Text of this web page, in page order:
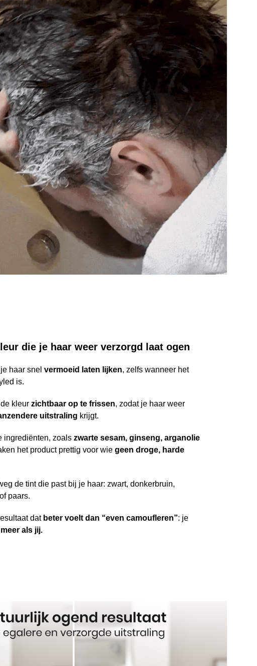
die je haar weer verzorgd laat ogen
haar snel vermoeid laten lijken, zelfs wanneer het
is.
kleur zichtbaar op te frissen, zodat je haar weer
uitstraling krijgt.
ingrediënten, zoals zwarte sesam, ginseng, arganolie
het product prettig voor wie geen droge, harde
de tint die past bij je haar: zwart, donkerbruin,
paars.
dat beter voelt dan “even camoufleren”: je
als jij.